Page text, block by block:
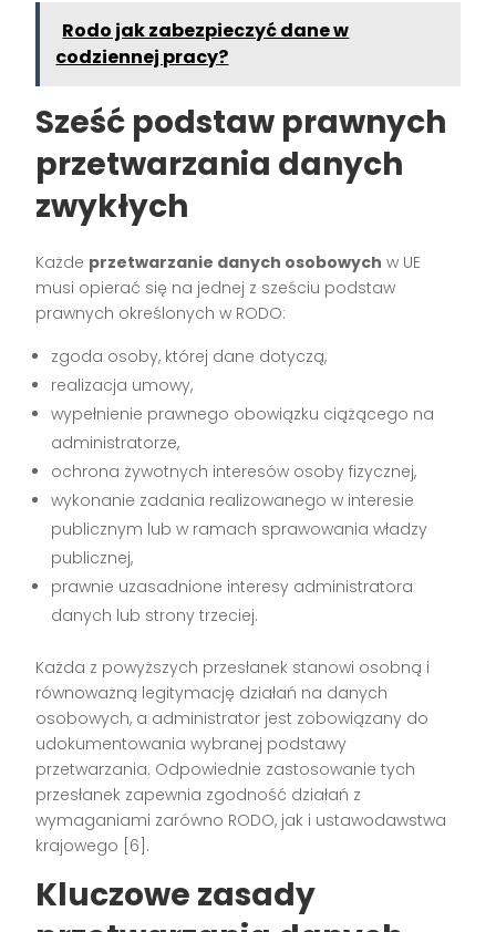
Rodo jak zabezpieczyć dane w
codziennej pracy?
Sześć podstaw prawnych
przetwarzania danych
zwykłych
Każde przetwarzanie danych osobowych w UE
musi opierać się na jednej z sześciu podstaw
prawnych określonych w RODO:
zgoda osoby, której dane dotyczą,
realizacja umowy,
wypełnienie prawnego obowiązku ciążącego na
administratorze,
ochrona żywotnych interesów osoby fizycznej,
wykonanie zadania realizowanego w interesie
publicznym lub w ramach sprawowania władzy
publicznej,
prawnie uzasadnione interesy administratora
danych lub strony trzeciej.
Każda z powyższych przesłanek stanowi osobną i
równoważną legitymację działań na danych
osobowych, a administrator jest zobowiązany do
udokumentowania wybranej podstawy
przetwarzania. Odpowiednie zastosowanie tych
przesłanek zapewnia zgodność działań z
wymaganiami zarówno RODO, jak i ustawodawstwa
krajowego [6].
Kluczowe zasady